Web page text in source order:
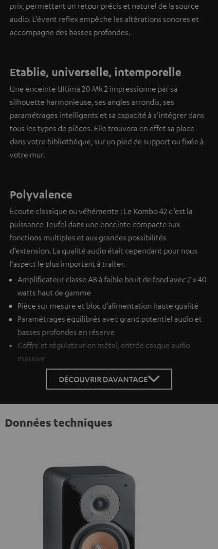
prix, permettant un retour précis et naturel de la source
audio. L’évent reflex empêche les altérations sonores et
accompagne des basses profondes.
Etablie, universelle, intemporelle
Une enceinte Ultima 20 Mk 2 impressionne par sa
silhouette harmonieuse, ses angles arrondis, ses
paramétrages intelligents et sa capacité à s’intégrer dans
tous les types de pièces. Elle trouvera en effet sa place
dans votre bibliothèque, sur un pied de support ou fixée à
votre mur.
Polyvalence
Ecoute classique ou véhémente : Le Kombo 42 c’est la
puissance Teufel dans une enceinte compacte aux
fonctions multiples et aux grandes possibilités
d’extension. La qualité audio était cependant pour nous
l’aspect le plus important à traiter.
Amplificateur classe AB à faible bruit de fond avec 2 x 40
watts haut de gamme
Pièce sur mesure et bloc d’alimentation haute qualité
Paramétrages équilibrés avec grand potentiel audio et
basses profondes en réserve
Coffre et régulateur en métal, entrée casque audio
massive
DÉCOUVRIR DAVANTAGE
Données techniques